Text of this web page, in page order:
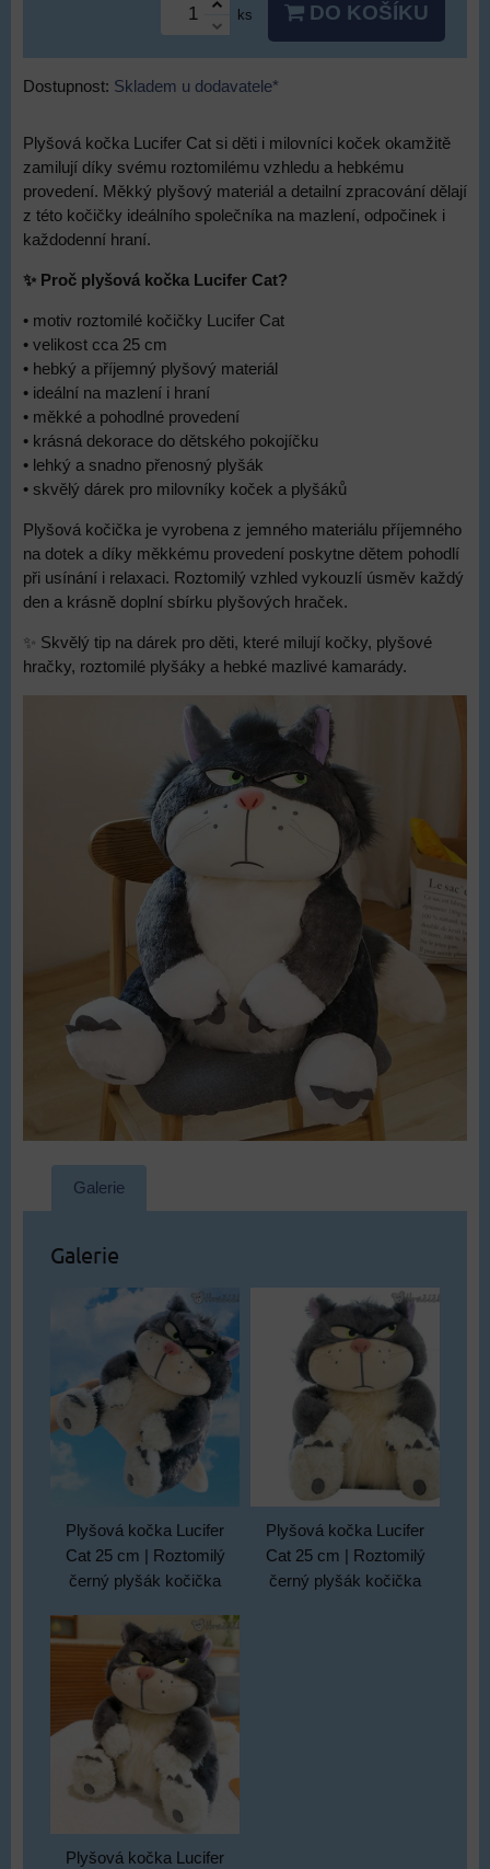
ks DO KOŠÍKU
Dostupnost: Skladem u dodavatele*
Plyšová kočka Lucifer Cat si děti i milovníci koček okamžitě
zamilují díky svému roztomilému vzhledu a hebkému
provedení. Měkký plyšový materiál a detailní zpracování dělají
z této kočičky ideálního společníka na mazlení, odpočinek i
každodenní hraní.
✨ Proč plyšová kočka Lucifer Cat?
• motiv roztomilé kočičky Lucifer Cat
• velikost cca 25 cm
• hebký a příjemný plyšový materiál
• ideální na mazlení i hraní
• měkké a pohodlné provedení
• krásná dekorace do dětského pokojíčku
• lehký a snadno přenosný plyšák
• skvělý dárek pro milovníky koček a plyšáků
Plyšová kočička je vyrobena z jemného materiálu příjemného
na dotek a díky měkkému provedení poskytne dětem pohodlí
při usínání i relaxaci. Roztomilý vzhled vykouzlí úsměv každý
den a krásně doplní sbírku plyšových hraček.
✨ Skvělý tip na dárek pro děti, které milují kočky, plyšové
hračky, roztomilé plyšáky a hebké mazlivé kamarády.
Galerie
Galerie
Plyšová kočka Lucifer
Cat 25 cm | Roztomilý
černý plyšák kočička
Plyšová kočka Lucifer
Cat 25 cm | Roztomilý
černý plyšák kočička
Plyšová kočka Lucifer